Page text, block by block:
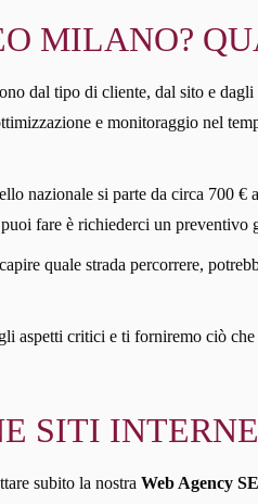
MILANO?
dal tipo di cliente, dal sito e
e monitoraggio nel
nazionale si parte da circa 700 €
fare è richiederci un
quale strada percorrere,
aspetti critici e ti forniremo ciò
SITI
subito la nostra Web Agency